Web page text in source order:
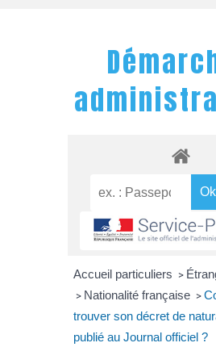
Accueil particuliers >
> Nationalité française >
trouver son décret de
publié au Journal officiel ?